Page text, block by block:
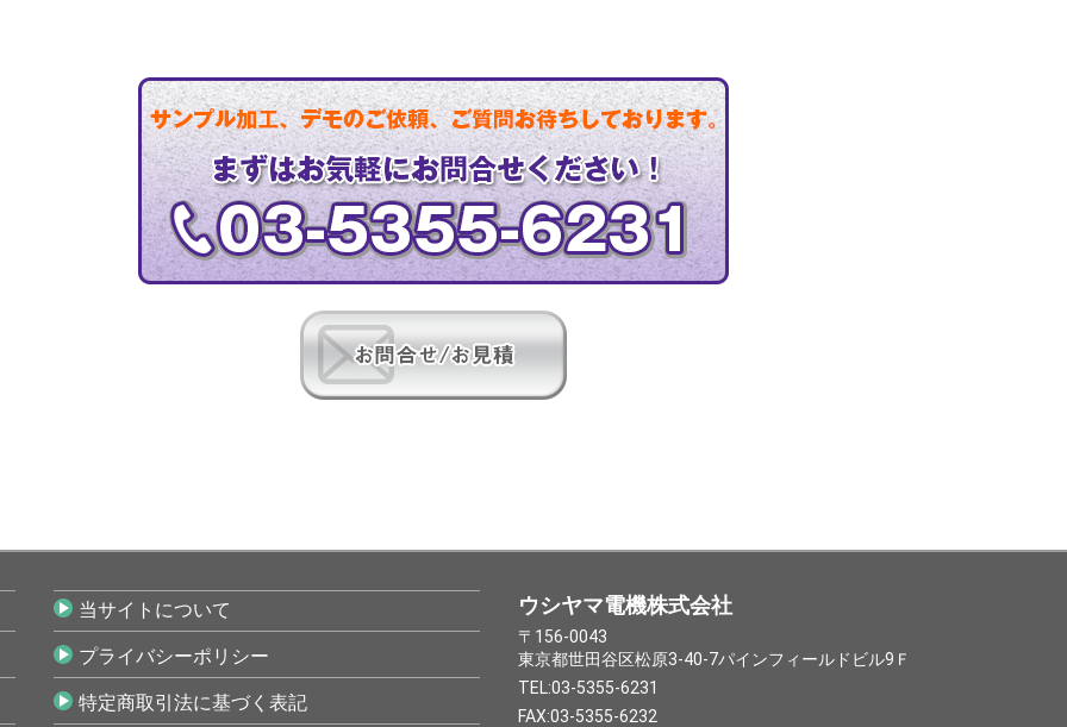
当サイトについて
プライバシーポリシー
特定商取引法に基づく表記
ウシヤマ電機株式会社
〒156-0043
東京都世田谷区松原3-40-7パインフィールドビル9Ｆ
TEL:03-5355-6231
FAX:03-5355-6232